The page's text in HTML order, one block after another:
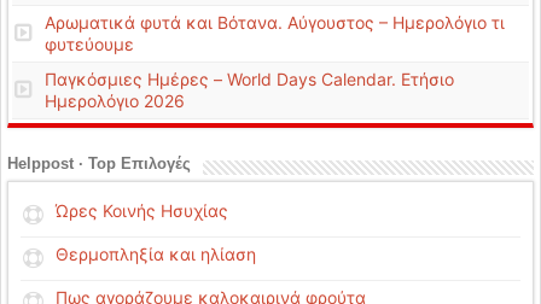
Αρωματικά φυτά και Βότανα. Αύγουστος – Ημερολόγιο τι
φυτεύουμε
Παγκόσμιες Ημέρες – World Days Calendar. Ετήσιο
Ημερολόγιο 2026
Helppost · Top Επιλογές
Ώρες Κοινής Ησυχίας
Θερμοπληξία και ηλίαση
Πως αγοράζουμε καλοκαιρινά φρούτα